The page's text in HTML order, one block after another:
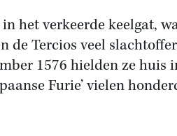
het verkeerde keelgat,
de Tercios veel
1576 hielden ze huis
Furie’ vielen